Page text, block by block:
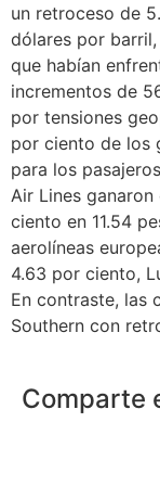
un retroceso de
dólares por
que habían
incrementos de
por tensiones
por ciento de los
para los
Air Lines
ciento en 11.54
aerolíneas
4.63 por ciento,
En contraste, las
Southern con
Comparte